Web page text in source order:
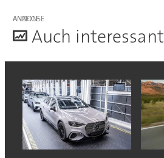
ANZEIGE
Auch interessant